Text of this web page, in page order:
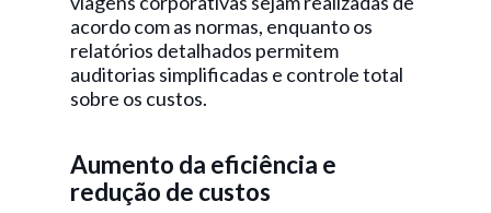
acordo com as normas, enquanto os
relatórios detalhados permitem
auditorias simplificadas e controle total
sobre os custos.
Aumento da eficiência e
redução de custos